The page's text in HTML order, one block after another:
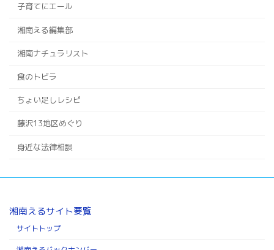
子育てにエール
湘南える編集部
湘南ナチュラリスト
食のトビラ
ちょい足しレシピ
藤沢13地区めぐり
身近な法律相談
湘南えるサイト要覧
サイトトップ